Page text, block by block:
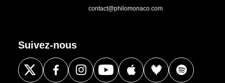
contact@philomonaco.com
Suivez-nous